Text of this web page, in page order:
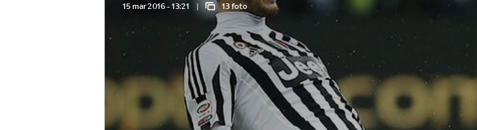
15 mar 2016 - 13:21 13 foto